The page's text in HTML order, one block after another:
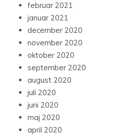
februar 2021
januar 2021
december 2020
november 2020
oktober 2020
september 2020
august 2020
juli 2020
juni 2020
maj 2020
april 2020